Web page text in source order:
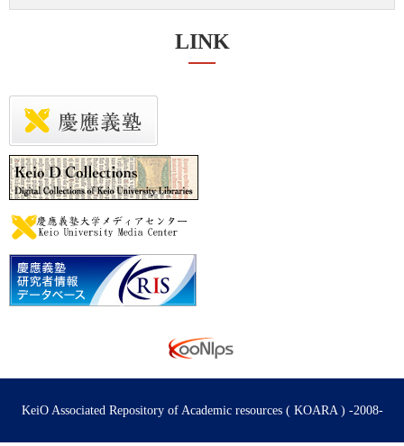
LINK
KeiO Associated Repository of Academic resources ( KOARA ) -2008-